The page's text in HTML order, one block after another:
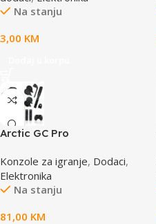
Na stanju
3,00 KM
Arctic GC Pro
Konzole za igranje, Dodaci,
Elektronika
Na stanju
81,00 KM